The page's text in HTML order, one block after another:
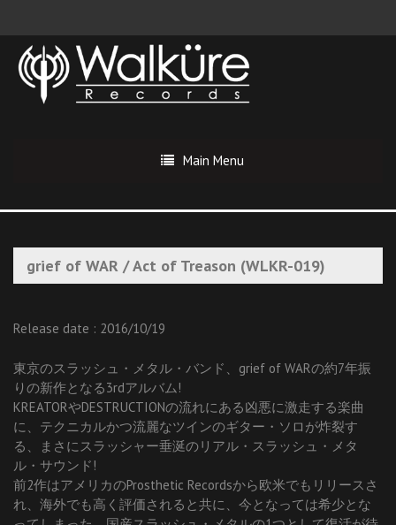
Main Menu
grief of WAR / Act of Treason (WLKR-019)
Release date : 2016/10/19
東京のスラッシュ・メタル・バンド、grief of WARの約7年振
りの新作となる3rdアルバム!
KREATORやDESTRUCTIONの流れにある凶悪に激走する楽曲
に、テクニカルかつ流麗なツインのギター・ソロが炸裂す
る、まさにスラッシャー垂涎のリアル・スラッシュ・メタ
ル・サウンド!
前2作はアメリカのProsthetic Recordsから欧米でもリリースさ
れ、海外でも高く評価されると共に、今となっては希少とな